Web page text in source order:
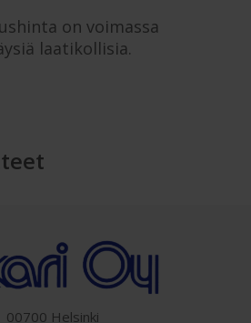
on voimassa
laatikollisia.
00700 Helsinki